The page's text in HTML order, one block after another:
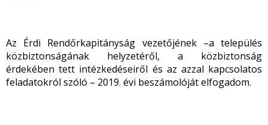
Az Érdi Rendőrkapitányság vezetőjének –a település
közbiztonságának helyzetéről, a közbiztonság
érdekében tett intézkedéseiről és az azzal kapcsolatos
feladatokról szóló – 2019. évi beszámolóját elfogadom.